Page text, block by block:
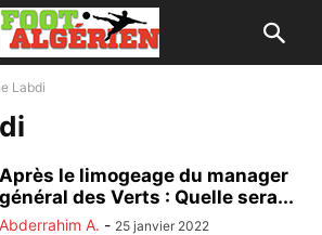
Labdi
Après le limogeage du manager
général des Verts : Quelle sera...
Abderrahim A. - 25 janvier 2022